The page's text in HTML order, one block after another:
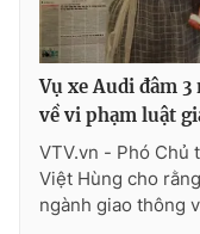
Ðiện thoại Thời báo
Email:toasoan@vtv.vn
Liên hệ quảng cáo:
Vụ xe Audi đâm
về vi phạm luật
VTV.vn - Phó Chủ
Việt Hùng cho
ngành giao thông